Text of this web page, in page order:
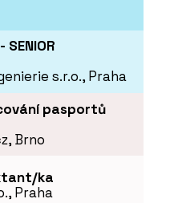
SENIOR
s.r.o., Praha
pasportů
Brno
ka
Praha